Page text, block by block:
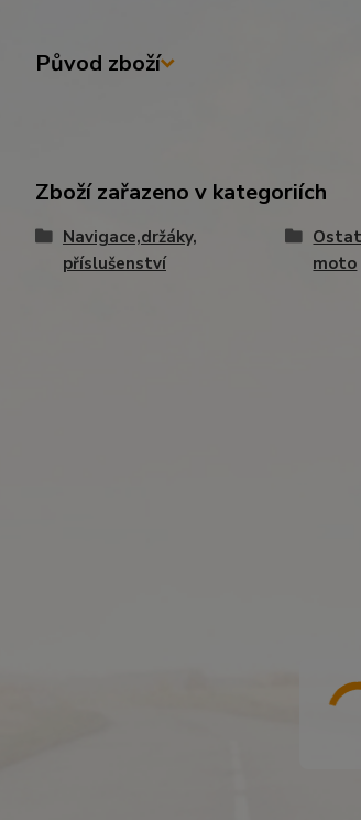
Původ zboží
Zboží zařazeno v kategoriích
Navigace,držáky,
příslušenství
moto